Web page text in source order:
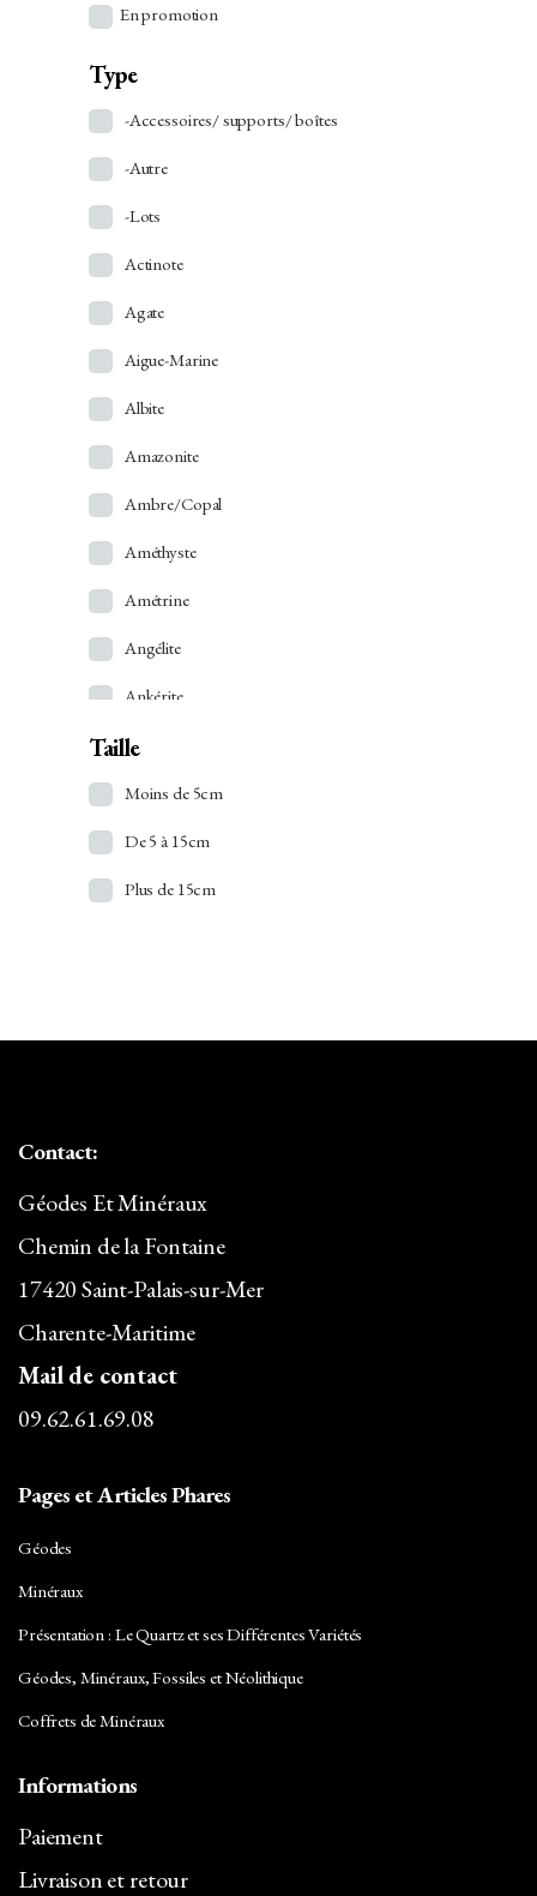
En promotion
Type
-Accessoires/ supports/ boîtes
-Autre
-Lots
Actinote
Agate
Aigue-Marine
Albite
Amazonite
Ambre/Copal
Améthyste
Amétrine
Angélite
Ankérite
Apatite
Apophyllite
Aragonite
Argent
Calcédoine
Calcite
Carbure de Silicium
Citrine
Taille
Moins de 5cm
De 5 à 15cm
Plus de 15cm
Contact:
Géodes Et Minéraux
Chemin de la Fontaine
17420 Saint-Palais-sur-Mer
Charente-Maritime
Mail de contact
09.62.61.69.08
Pages et Articles Phares
Géodes
Minéraux
Présentation : Le Quartz et ses Différentes Variétés
Géodes, Minéraux, Fossiles et Néolithique
Coffrets de Minéraux
Informations
Paiement
Livraison et retour